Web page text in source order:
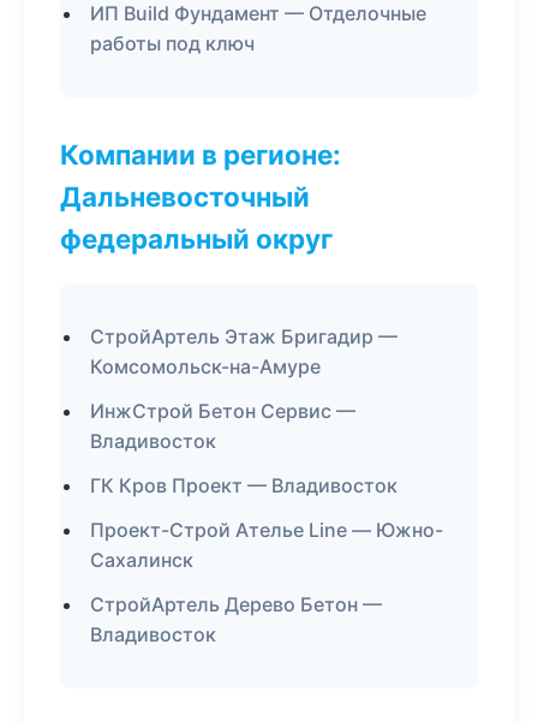
ИП Build Фундамент — Отделочные
работы под ключ
Компании в регионе:
Дальневосточный
федеральный округ
СтройАртель Этаж Бригадир —
Комсомольск-на-Амуре
ИнжСтрой Бетон Сервис —
Владивосток
ГК Кров Проект — Владивосток
Проект-Строй Ателье Line — Южно-
Сахалинск
СтройАртель Дерево Бетон —
Владивосток